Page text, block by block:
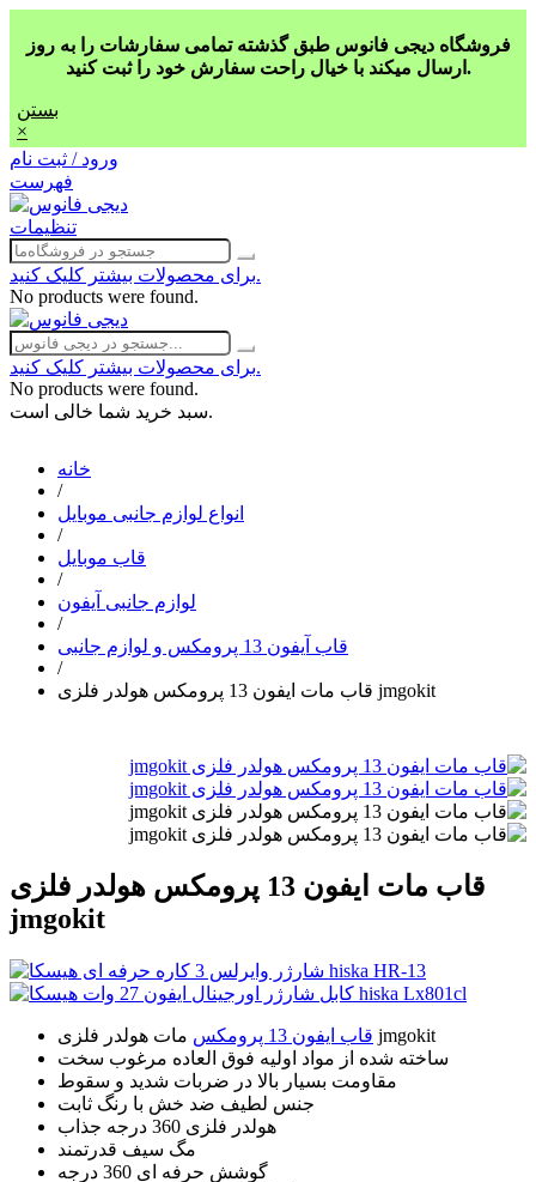
فروشگاه دیجی فانوس طبق گذشته تمامی سفارشات را به روز
ارسال میکند با خیال راحت سفارش خود را ثبت کنید.
بستن
×
ورود / ثبت نام
فهرست
تنظیمات
برای محصولات بیشتر کلیک کنید.
No products were found.
برای محصولات بیشتر کلیک کنید.
No products were found.
سبد خرید شما خالی است.
خانه
/
انواع لوازم جانبی موبایل
/
قاب موبایل
/
لوازم جانبی آیفون
/
قاب آیفون 13 پرومکس و لوازم جانبی
/
قاب مات ایفون 13 پرومکس هولدر فلزی jmgokit
قاب مات ایفون 13 پرومکس هولدر فلزی
jmgokit
قاب ایفون 13 پرومکس مات هولدر فلزی jmgokit
ساخته شده از مواد اولیه فوق العاده مرغوب سخت
مقاومت بسیار بالا در ضربات شدید و سقوط
جنس لطیف ضد خش با رنگ ثابت
هولدر فلزی 360 درجه جذاب
مگ سیف قدرتمند